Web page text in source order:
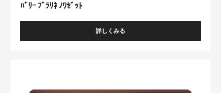
ﾊﾞﾘｰ ﾌﾟﾗﾘﾈ ﾉﾜｾﾞｯﾄ
詳しくみる
-
ﾘ
Amandes